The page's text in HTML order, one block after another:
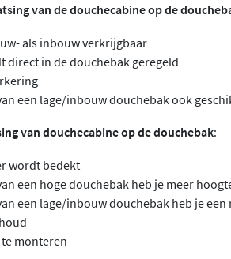
van de douchecabine op de
als inbouw verkrijgbaar
direct in de douchebak geregeld
een lage/inbouw douchebak ook
van douchecabine op de douchebak:
wordt bedekt
een hoge douchebak heb je meer
een lage/inbouw douchebak heb je
monteren